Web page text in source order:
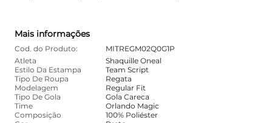
Mais informações
Cod. do Produto:
MITREGM02Q0G1P
Atleta
Shaquille Oneal
Estilo Da Estampa
Team Script
Tipo De Roupa
Regata
Modelagem
Regular Fit
Tipo De Gola
Gola Careca
Time
Orlando Magic
Composição
100% Poliéster